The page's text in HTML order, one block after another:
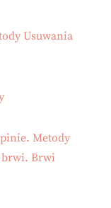
Usuwania
Metody
brwi. Brwi